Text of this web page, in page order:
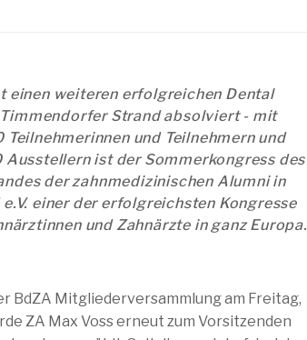
einen weiteren erfolgreichen Dental
Strand absolviert - mit
Teilnehmerinnen und Teilnehmern und
Ausstellern ist der Sommerkongress des
der zahnmedizinischen Alumni in
einer der erfolgreichsten Kongresse
und Zahnärzte in ganz Europa.
BdZA Mitgliederversammlung am Freitag,
ZA Max Voss erneut zum Vorsitzenden